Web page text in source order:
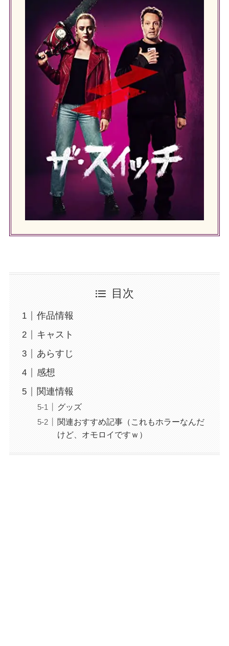
目次
作品情報
キャスト
あらすじ
感想
関連情報
グッズ
関連おすすめ記事（これもホラーなんだ
けど、オモロイですｗ）